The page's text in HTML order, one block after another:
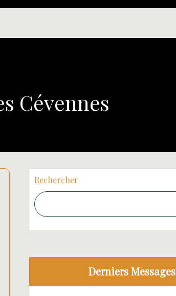
Cévennes
Rechercher
Derniers Messages